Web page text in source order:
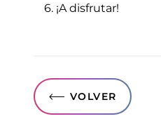
¡A disfrutar!
VOLVER